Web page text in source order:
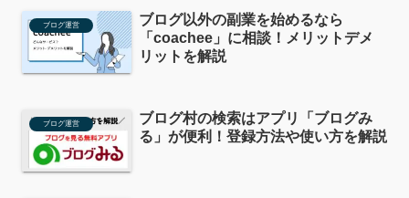
ブログ運営
ブログ以外の副業を始めるなら
「coachee」に相談！メリットデメ
リットを解説
ブログ運営
ブログ村の検索はアプリ「ブログみ
る」が便利！登録方法や使い方を解説